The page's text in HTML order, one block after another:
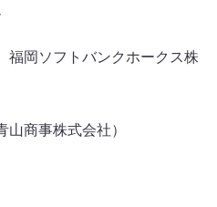
福岡ソフトバンクホークス株
商事株式会社）